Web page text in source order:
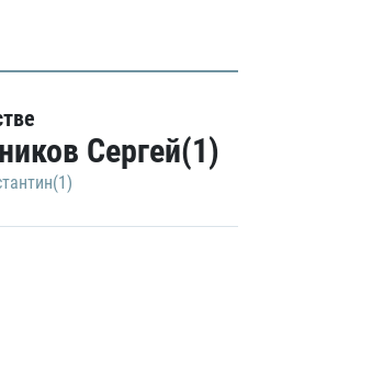
Сергей(1)